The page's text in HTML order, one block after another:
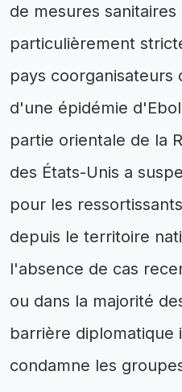
de mesures
particulièrement
pays coorganisateurs
d'une épidémie
partie orientale de la
des États-Unis a
pour les
depuis le territoire
l'absence de cas
ou dans la majorité
barrière diplomatique
condamne les